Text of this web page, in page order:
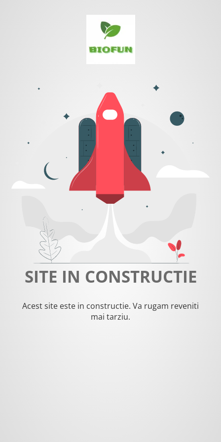
SITE IN CONSTRUCTIE
Acest site este in constructie. Va rugam reveniti
mai tarziu.